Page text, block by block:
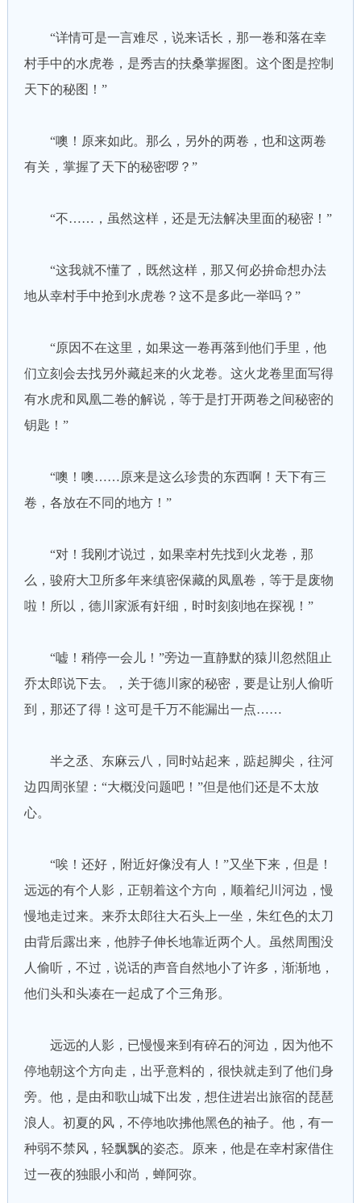
“详情可是一言难尽，说来话长，那一卷和落在幸
村手中的水虎卷，是秀吉的扶桑掌握图。这个图是控制
天下的秘图！”
“噢！原来如此。那么，另外的两卷，也和这两卷
有关，掌握了天下的秘密啰？”
“不……，虽然这样，还是无法解决里面的秘密！”
“这我就不懂了，既然这样，那又何必拚命想办法
地从幸村手中抢到水虎卷？这不是多此一举吗？”
“原因不在这里，如果这一卷再落到他们手里，他
们立刻会去找另外藏起来的火龙卷。这火龙卷里面写得
有水虎和凤凰二卷的解说，等于是打开两卷之间秘密的
钥匙！”
“噢！噢……原来是这么珍贵的东西啊！天下有三
卷，各放在不同的地方！”
“对！我刚才说过，如果幸村先找到火龙卷，那
么，骏府大卫所多年来缜密保藏的凤凰卷，等于是废物
啦！所以，德川家派有奸细，时时刻刻地在探视！”
“嘘！稍停一会儿！”旁边一直静默的猿川忽然阻止
乔太郎说下去。，关于德川家的秘密，要是让别人偷听
到，那还了得！这可是千万不能漏出一点……
半之丞、东麻云八，同时站起来，踮起脚尖，往河
边四周张望：“大概没问题吧！”但是他们还是不太放
心。
“唉！还好，附近好像没有人！”又坐下来，但是！
远远的有个人影，正朝着这个方向，顺着纪川河边，慢
慢地走过来。来乔太郎往大石头上一坐，朱红色的太刀
由背后露出来，他脖子伸长地靠近两个人。虽然周围没
人偷听，不过，说话的声音自然地小了许多，渐渐地，
他们头和头凑在一起成了个三角形。
远远的人影，已慢慢来到有碎石的河边，因为他不
停地朝这个方向走，出乎意料的，很快就走到了他们身
旁。他，是由和歌山城下出发，想住进岩出旅宿的琵琶
浪人。初夏的风，不停地吹拂他黑色的袖子。他，有一
种弱不禁风，轻飘飘的姿态。原来，他是在幸村家借住
过一夜的独眼小和尚，蝉阿弥。